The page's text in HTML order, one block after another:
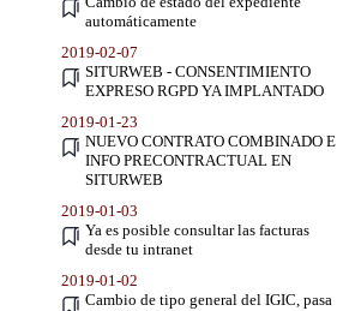
automáticamente
2019-02-07
SITURWEB - CONSENTIMIENTO
EXPRESO RGPD YA IMPLANTADO
2019-01-23
NUEVO CONTRATO COMBINADO E
INFO PRECONTRACTUAL EN
SITURWEB
2019-01-03
Ya es posible consultar las facturas
desde tu intranet
2019-01-02
Cambio de tipo general del IGIC, pasa